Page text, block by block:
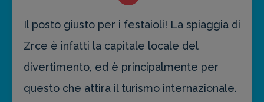
Il posto giusto per i festaioli! La spiaggia di
Zrce è infatti la capitale locale del
divertimento, ed è principalmente per
questo che attira il turismo internazionale.